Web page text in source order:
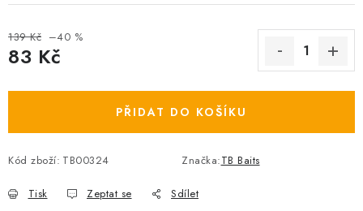
139 Kč –40 %
83 Kč
PŘIDAT DO KOŠÍKU
Kód zboží: TB00324 Značka:TB Baits
Tisk Zeptat se Sdílet